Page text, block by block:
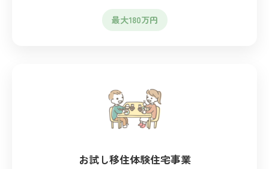
最大180万円
お試し移住体験住宅事業